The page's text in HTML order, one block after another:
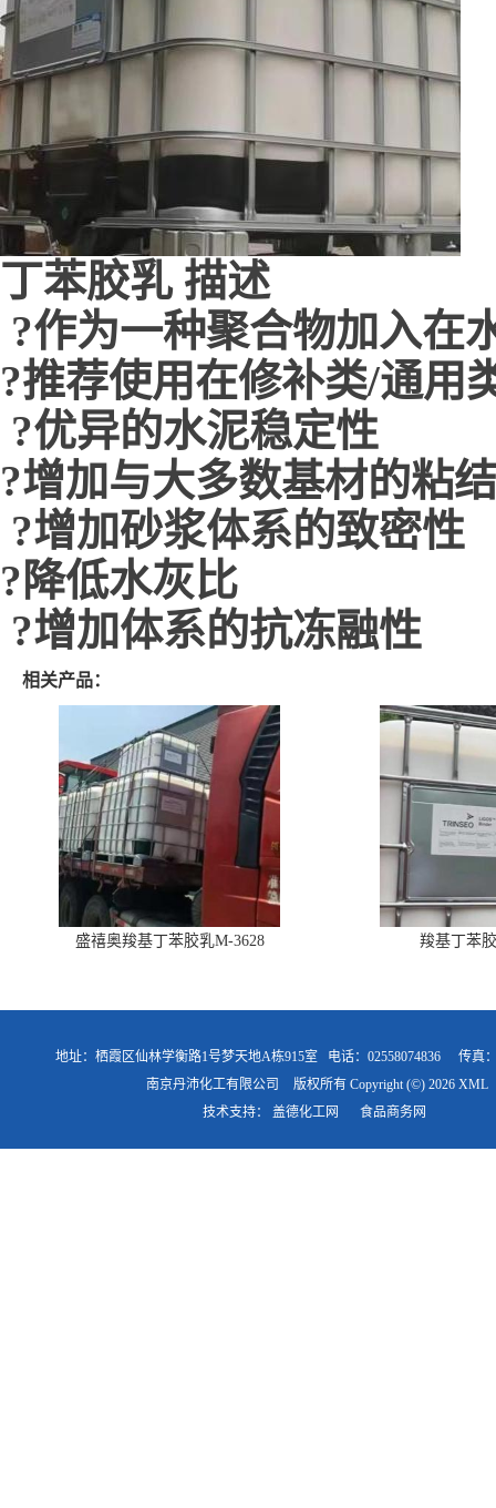
丁苯胶乳 描述
?作为一种聚合物加入在
?推荐使用在修补类/通用
?优异的水泥稳定性
?增加与大多数基材的粘
?增加砂浆体系的致密性
?降低水灰比
?增加体系的抗冻融性
相关产品：
盛禧奥羧基丁苯胶乳M-3628 羧基丁苯
地址：栖霞区仙林学衡路1号梦天地A栋915室 电话：02558074836
传真
南京丹沛化工有限公司
版权所有 Copyright (©) 2026 XML
技术支持： 盖德化工网 食品商务网